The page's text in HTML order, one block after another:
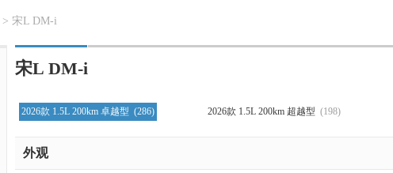
> 宋L DM-i
宋L DM-i
2026款 1.5L 200km 卓越型 (286) 2026款 1.5L 200km 超越型 (198)
外观